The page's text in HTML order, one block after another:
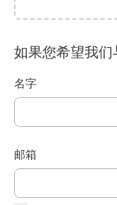
如果您希望我
名字
邮箱